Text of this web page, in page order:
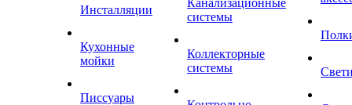
Инсталляции
Кухонные
мойки
Писсуары
Канализационные
системы
Коллекторные
системы